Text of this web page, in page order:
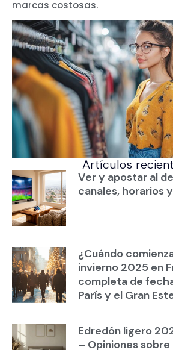
Artículos
Ver y apostar al
canales, horarios
¿Cuándo
invierno 2025 en
completa de
París y el Gran
Edredón ligero
– Opiniones
marcas costosas.